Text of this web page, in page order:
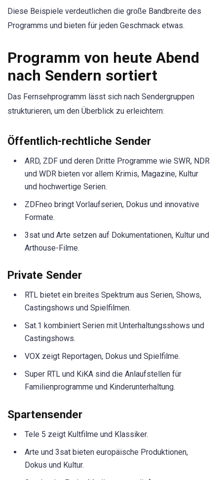
Diese Beispiele verdeutlichen die große Bandbreite des
Programms und bieten für jeden Geschmack etwas.
Programm von heute Abend
nach Sendern sortiert
Das Fernsehprogramm lässt sich nach Sendergruppen
strukturieren, um den Überblick zu erleichtern:
Öffentlich-rechtliche Sender
ARD, ZDF und deren Dritte Programme wie SWR, NDR
und WDR bieten vor allem Krimis, Magazine, Kultur
und hochwertige Serien.
ZDFneo bringt Vorlaufserien, Dokus und innovative
Formate.
3sat und Arte setzen auf Dokumentationen, Kultur und
Arthouse-Filme.
Private Sender
RTL bietet ein breites Spektrum aus Serien, Shows,
Castingshows und Spielfilmen.
Sat.1 kombiniert Serien mit Unterhaltungsshows und
Castingshows.
VOX zeigt Reportagen, Dokus und Spielfilme.
Super RTL und KiKA sind die Anlaufstellen für
Familienprogramme und Kinderunterhaltung.
Spartensender
Tele 5 zeigt Kultfilme und Klassiker.
Arte und 3sat bieten europäische Produktionen,
Dokus und Kultur.